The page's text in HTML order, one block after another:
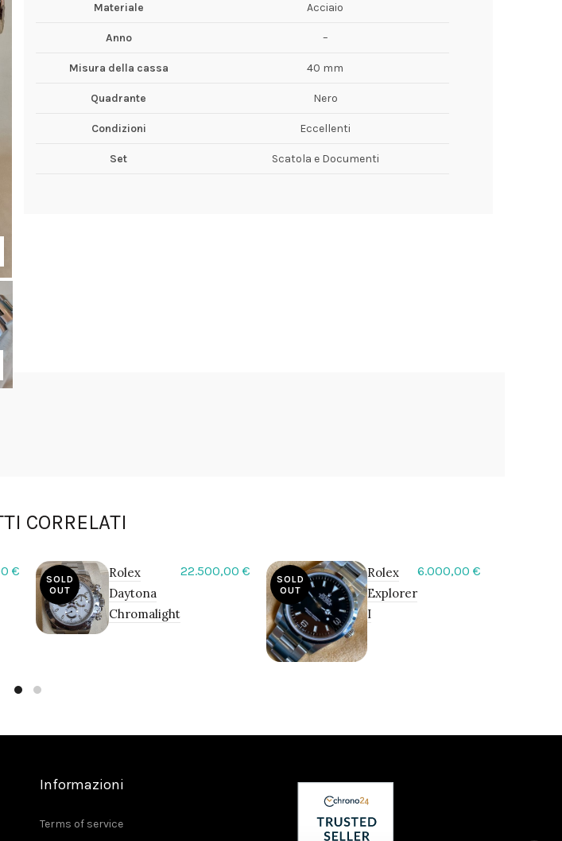
Materiale Acciaio
Anno –
Misura della cassa 40 mm
Quadrante Nero
Condizioni Eccellenti
Set Scatola e Documenti
CORRELATI
€
SOLD
OUT
Rolex
Daytona
Chromalight
22.500,00 €
SOLD
OUT
Rolex
Explorer
I
6.000,00 €
Informazioni
Terms of service